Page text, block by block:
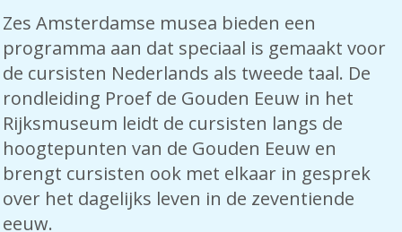
Zes Amsterdamse musea bieden een
programma aan dat speciaal is gemaakt voor
de cursisten Nederlands als tweede taal. De
rondleiding Proef de Gouden Eeuw in het
Rijksmuseum leidt de cursisten langs de
hoogtepunten van de Gouden Eeuw en
brengt cursisten ook met elkaar in gesprek
over het dagelijks leven in de zeventiende
eeuw.